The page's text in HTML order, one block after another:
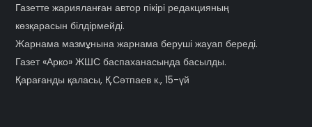
Газетте жарияланған автор пікірі редакцияның
көзқарасын білдірмейді.
Жарнама мазмұнына жарнама беруші жауап береді.
Газет «Арко» ЖШС баспаханасында басылды.
Қарағанды қаласы, Қ.Сәтпаев к., 15-үй